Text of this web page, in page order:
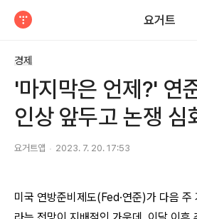
요거트
경제
'마지막은 언제?' 연
인상 앞두고 논쟁 심
요거트앱 2023. 7. 20. 17:53
미국 연방준비제도(Fed·연준)가 다음 주